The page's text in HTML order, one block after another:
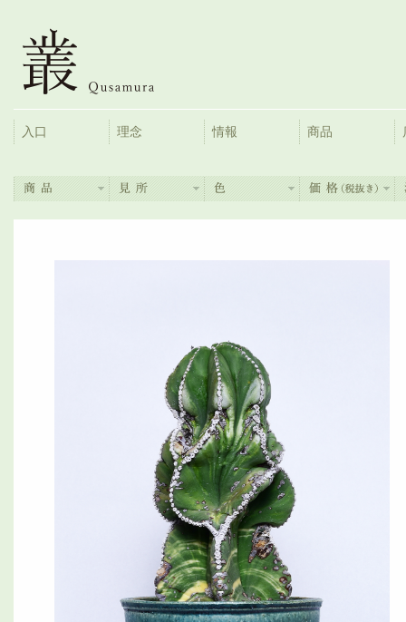
入口 理念 情報 商品